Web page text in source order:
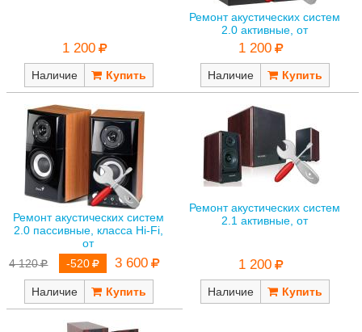
1 200
Наличие
Ремонт акустических систем
2.0 активные, от
1 200
Наличие
Ремонт акустических систем
2.0 пассивные, класса Hi-Fi,
от
4 120
-520 3 600
Наличие
Ремонт акустических систем
2.1 активные, от
1 200
Наличие